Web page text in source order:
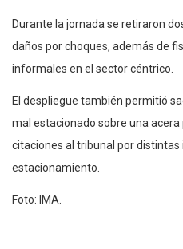
Durante la jornada se retiraron
daños por choques, además de
informales en el sector céntrico.
El despliegue también permitió
mal estacionado sobre una
citaciones al tribunal por
estacionamiento.
Foto: IMA.